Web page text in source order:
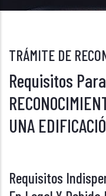
TRÁMITE DE
Requisitos
UNA
Requisitos